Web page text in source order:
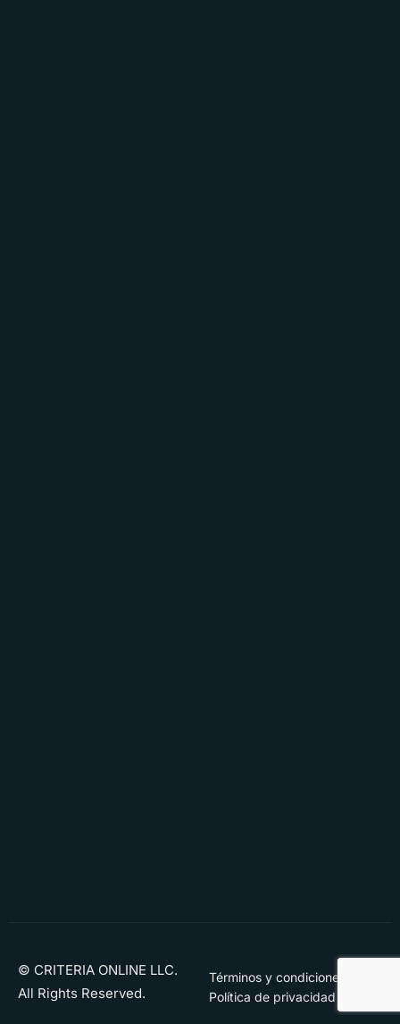
© CRITERIA ONLINE LLC.
All Rights Reserved.
Términos y condiciones
Política de privacidad